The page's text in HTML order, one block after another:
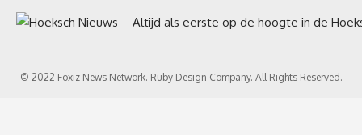
© 2022 Foxiz News Network. Ruby Design Company. All Rights Reserved.